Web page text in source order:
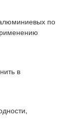
по
в